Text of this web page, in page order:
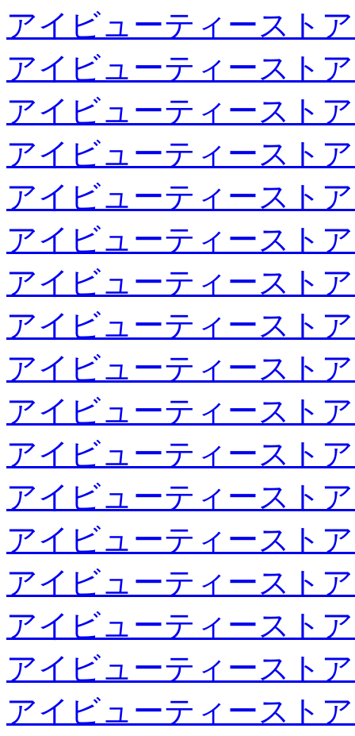
アイビューティースト
アイビューティースト
アイビューティースト
アイビューティースト
アイビューティースト
アイビューティースト
アイビューティースト
アイビューティースト
アイビューティースト
アイビューティースト
アイビューティースト
アイビューティースト
アイビューティースト
アイビューティースト
アイビューティースト
アイビューティースト
アイビューティースト